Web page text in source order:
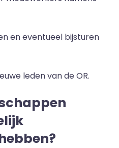
en eventueel bijsturen
leden van de OR.